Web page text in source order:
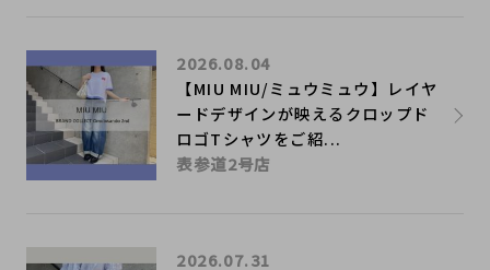
【MIU MIU/ミュウミュウ】レイヤ
ードデザインが映えるクロップド
ロゴTシャツをご紹...
2026.08.04
表参道2号店
2026.07.31